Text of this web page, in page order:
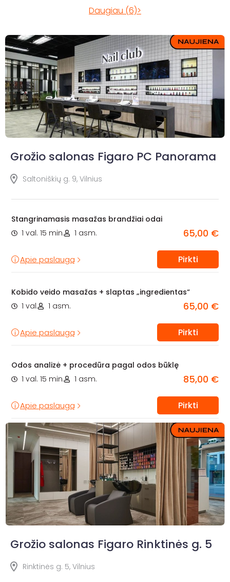
Daugiau (6)>
Grožio salonas Figaro PC Panorama
Saltoniškių g. 9, Vilnius
Stangrinamasis masažas brandžiai odai
1 val. 15 min.
1 asm. 65,00 €
Apie paslaugą Pirkti
Kobido veido masažas + slaptas „ingredientas“
1 val.
1 asm. 65,00 €
Apie paslaugą Pirkti
Odos analizė + procedūra pagal odos būklę
1 val. 15 min.
1 asm. 85,00 €
Apie paslaugą Pirkti
Grožio salonas Figaro Rinktinės g. 5
Rinktinės g. 5, Vilnius